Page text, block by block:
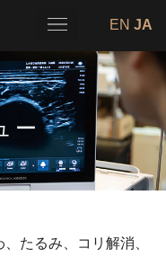
ー
たるみ、コリ解消、
EN JA